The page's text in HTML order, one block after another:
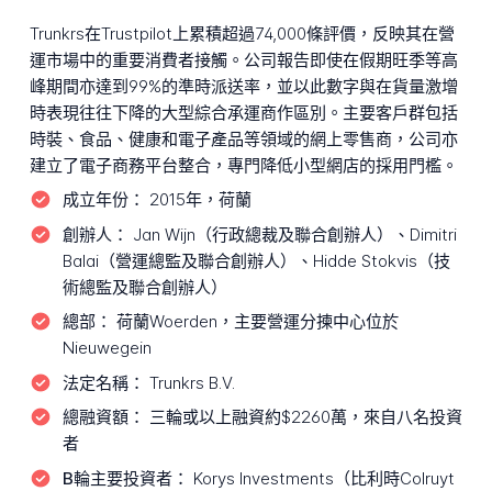
Trunkrs在Trustpilot上累積超過74,000條評價，反映其在營
運市場中的重要消費者接觸。公司報告即使在假期旺季等高
峰期間亦達到99%的準時派送率，並以此數字與在貨量激增
時表現往往下降的大型綜合承運商作區別。主要客戶群包括
時裝、食品、健康和電子產品等領域的網上零售商，公司亦
建立了電子商務平台整合，專門降低小型網店的採用門檻。
成立年份： 2015年，荷蘭
創辦人： Jan Wijn（行政總裁及聯合創辦人）、Dimitri
Balai（營運總監及聯合創辦人）、Hidde Stokvis（技
術總監及聯合創辦人）
總部： 荷蘭Woerden，主要營運分揀中心位於
Nieuwegein
法定名稱： Trunkrs B.V.
總融資額： 三輪或以上融資約$2260萬，來自八名投資
者
B輪主要投資者： Korys Investments（比利時Colruyt